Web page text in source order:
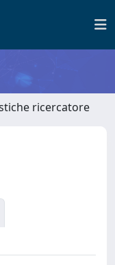
ricercatore